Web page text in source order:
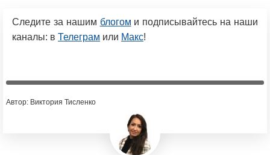
Следите за нашим блогом и подписывайтесь на наши
каналы: в Телеграм или Макс!
Автор: Виктория Тисленко